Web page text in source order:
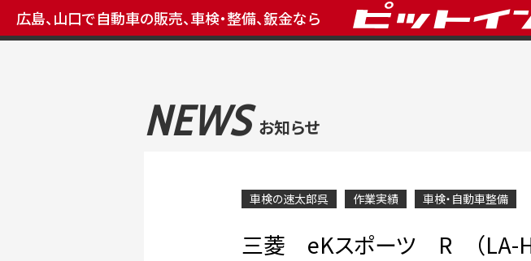
広島、山口で自動車の販売、車検・整備、鈑金なら
NEWS お知らせ
車検の速太郎呉 作業実績 車検・自動車整備
三菱 eKスポーツ R （LA-